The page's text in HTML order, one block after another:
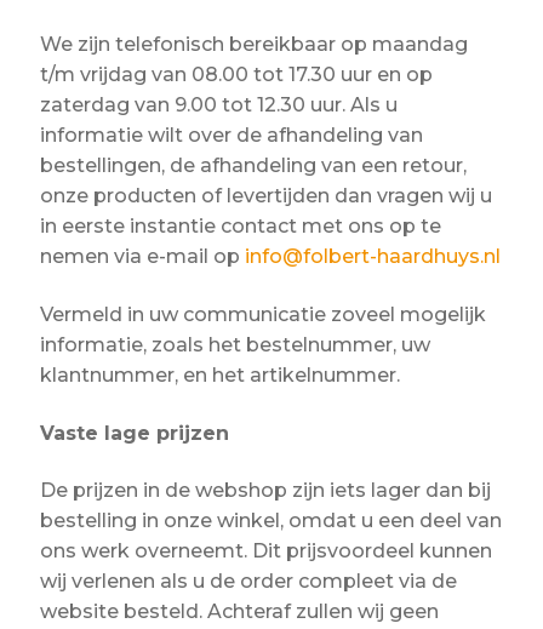
We zijn telefonisch bereikbaar op maandag
t/m vrijdag van 08.00 tot 17.30 uur en op
zaterdag van 9.00 tot 12.30 uur. Als u
informatie wilt over de afhandeling van
bestellingen, de afhandeling van een retour,
onze producten of levertijden dan vragen wij u
in eerste instantie contact met ons op te
nemen via e-mail op info@folbert-haardhuys.nl
Vermeld in uw communicatie zoveel mogelijk
informatie, zoals het bestelnummer, uw
klantnummer, en het artikelnummer.
Vaste lage prijzen
De prijzen in de webshop zijn iets lager dan bij
bestelling in onze winkel, omdat u een deel van
ons werk overneemt. Dit prijsvoordeel kunnen
wij verlenen als u de order compleet via de
website besteld. Achteraf zullen wij geen